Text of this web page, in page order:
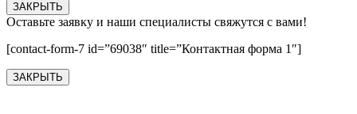
ЗАКРЫТЬ
Оставьте заявку и наши специалисты свяжутся с вами!
[contact-form-7 id=”69038″ title=”Контактная форма 1″]
ЗАКРЫТЬ